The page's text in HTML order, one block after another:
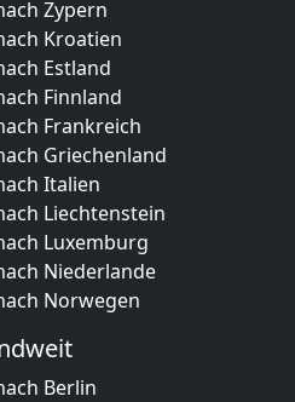
Zypern
Kroatien
Estland
Finnland
Frankreich
Griechenland
Italien
Liechtenstein
Luxemburg
Niederlande
Norwegen
Berlin